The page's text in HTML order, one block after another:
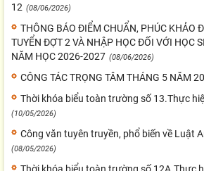
12 (08/06/2026)
THÔNG BÁO ĐIỂM CHUẨN, PHÚC KHẢO
TUYỂN ĐỢT 2 VÀ NHẬP HỌC ĐỐI VỚI HỌC
NĂM HỌC 2026-2027 (08/06/2026)
CÔNG TÁC TRỌNG TÂM THÁNG 5 NĂM
Thời khóa biểu toàn trường số 13.Thực
(10/05/2026)
Công văn tuyên truyền, phổ biến về Luật
(08/05/2026)